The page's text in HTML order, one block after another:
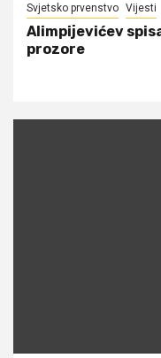
Svjetsko prvenstvo Vijesti
Alimpijevićev
prozore